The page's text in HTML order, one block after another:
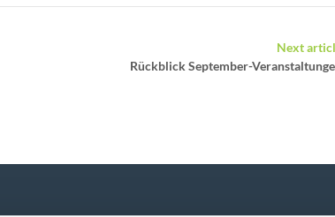
Next
Rückblick September-